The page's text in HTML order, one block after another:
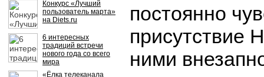
Конкурс «Лучший
пользователь марта»
на Diets.ru
6 интересных
традиций встречи
нового года со всего
мира
«Ёлка телеканала
постоянно
присутствие
ними